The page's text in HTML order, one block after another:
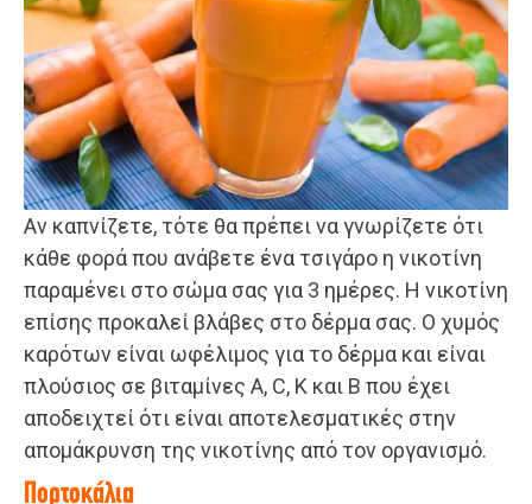
Αν καπνίζετε, τότε θα πρέπει να γνωρίζετε ότι
κάθε φορά που ανάβετε ένα τσιγάρο η νικοτίνη
παραμένει στο σώμα σας για 3 ημέρες. Η νικοτίνη
επίσης προκαλεί βλάβες στο δέρμα σας. Ο χυμός
καρότων είναι ωφέλιμος για το δέρμα και είναι
πλούσιος σε βιταμίνες Α, C, Κ και Β που έχει
αποδειχτεί ότι είναι αποτελεσματικές στην
απομάκρυνση της νικοτίνης από τον οργανισμό.
Πορτοκάλια